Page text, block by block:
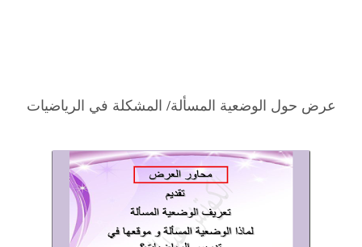
عرض حول الوضعية المسألة/ المشكلة في الرياضيات